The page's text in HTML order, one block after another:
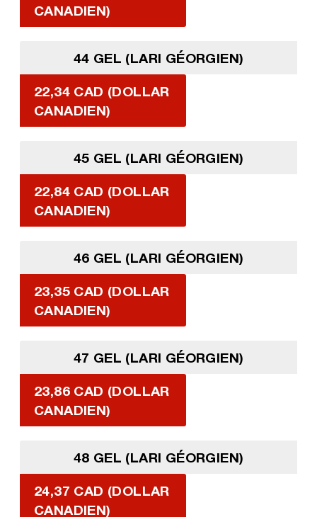
CANADIEN)
44 GEL (LARI GÉORGIEN)
22,34 CAD (DOLLAR
CANADIEN)
45 GEL (LARI GÉORGIEN)
22,84 CAD (DOLLAR
CANADIEN)
46 GEL (LARI GÉORGIEN)
23,35 CAD (DOLLAR
CANADIEN)
47 GEL (LARI GÉORGIEN)
23,86 CAD (DOLLAR
CANADIEN)
48 GEL (LARI GÉORGIEN)
24,37 CAD (DOLLAR
CANADIEN)